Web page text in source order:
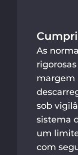
As
margem
sob
sistema
um
com